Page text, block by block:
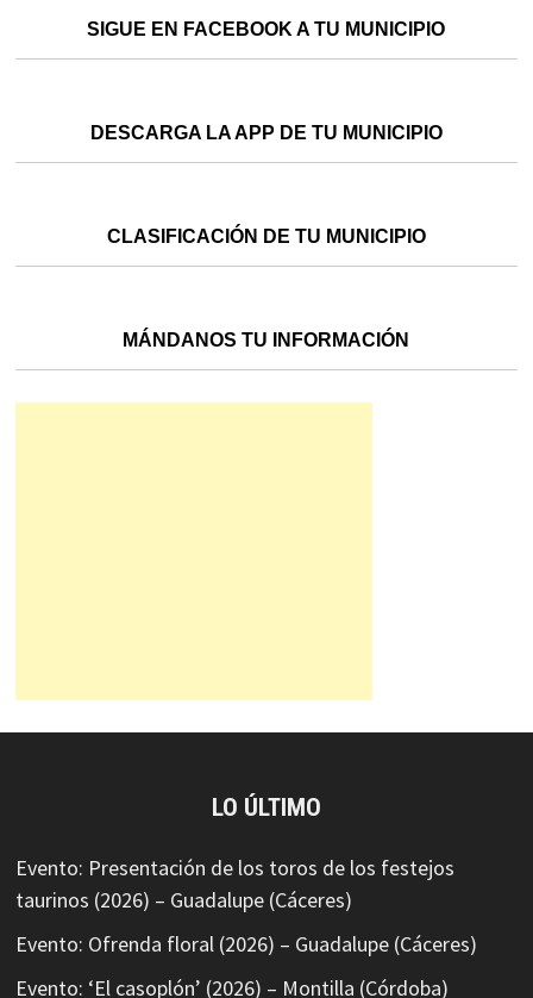
SIGUE EN FACEBOOK A TU MUNICIPIO
DESCARGA LA APP DE TU MUNICIPIO
CLASIFICACIÓN DE TU MUNICIPIO
MÁNDANOS TU INFORMACIÓN
LO ÚLTIMO
Evento: Presentación de los toros de los festejos
taurinos (2026) – Guadalupe (Cáceres)
Evento: Ofrenda floral (2026) – Guadalupe (Cáceres)
Evento: ‘El casoplón’ (2026) – Montilla (Córdoba)